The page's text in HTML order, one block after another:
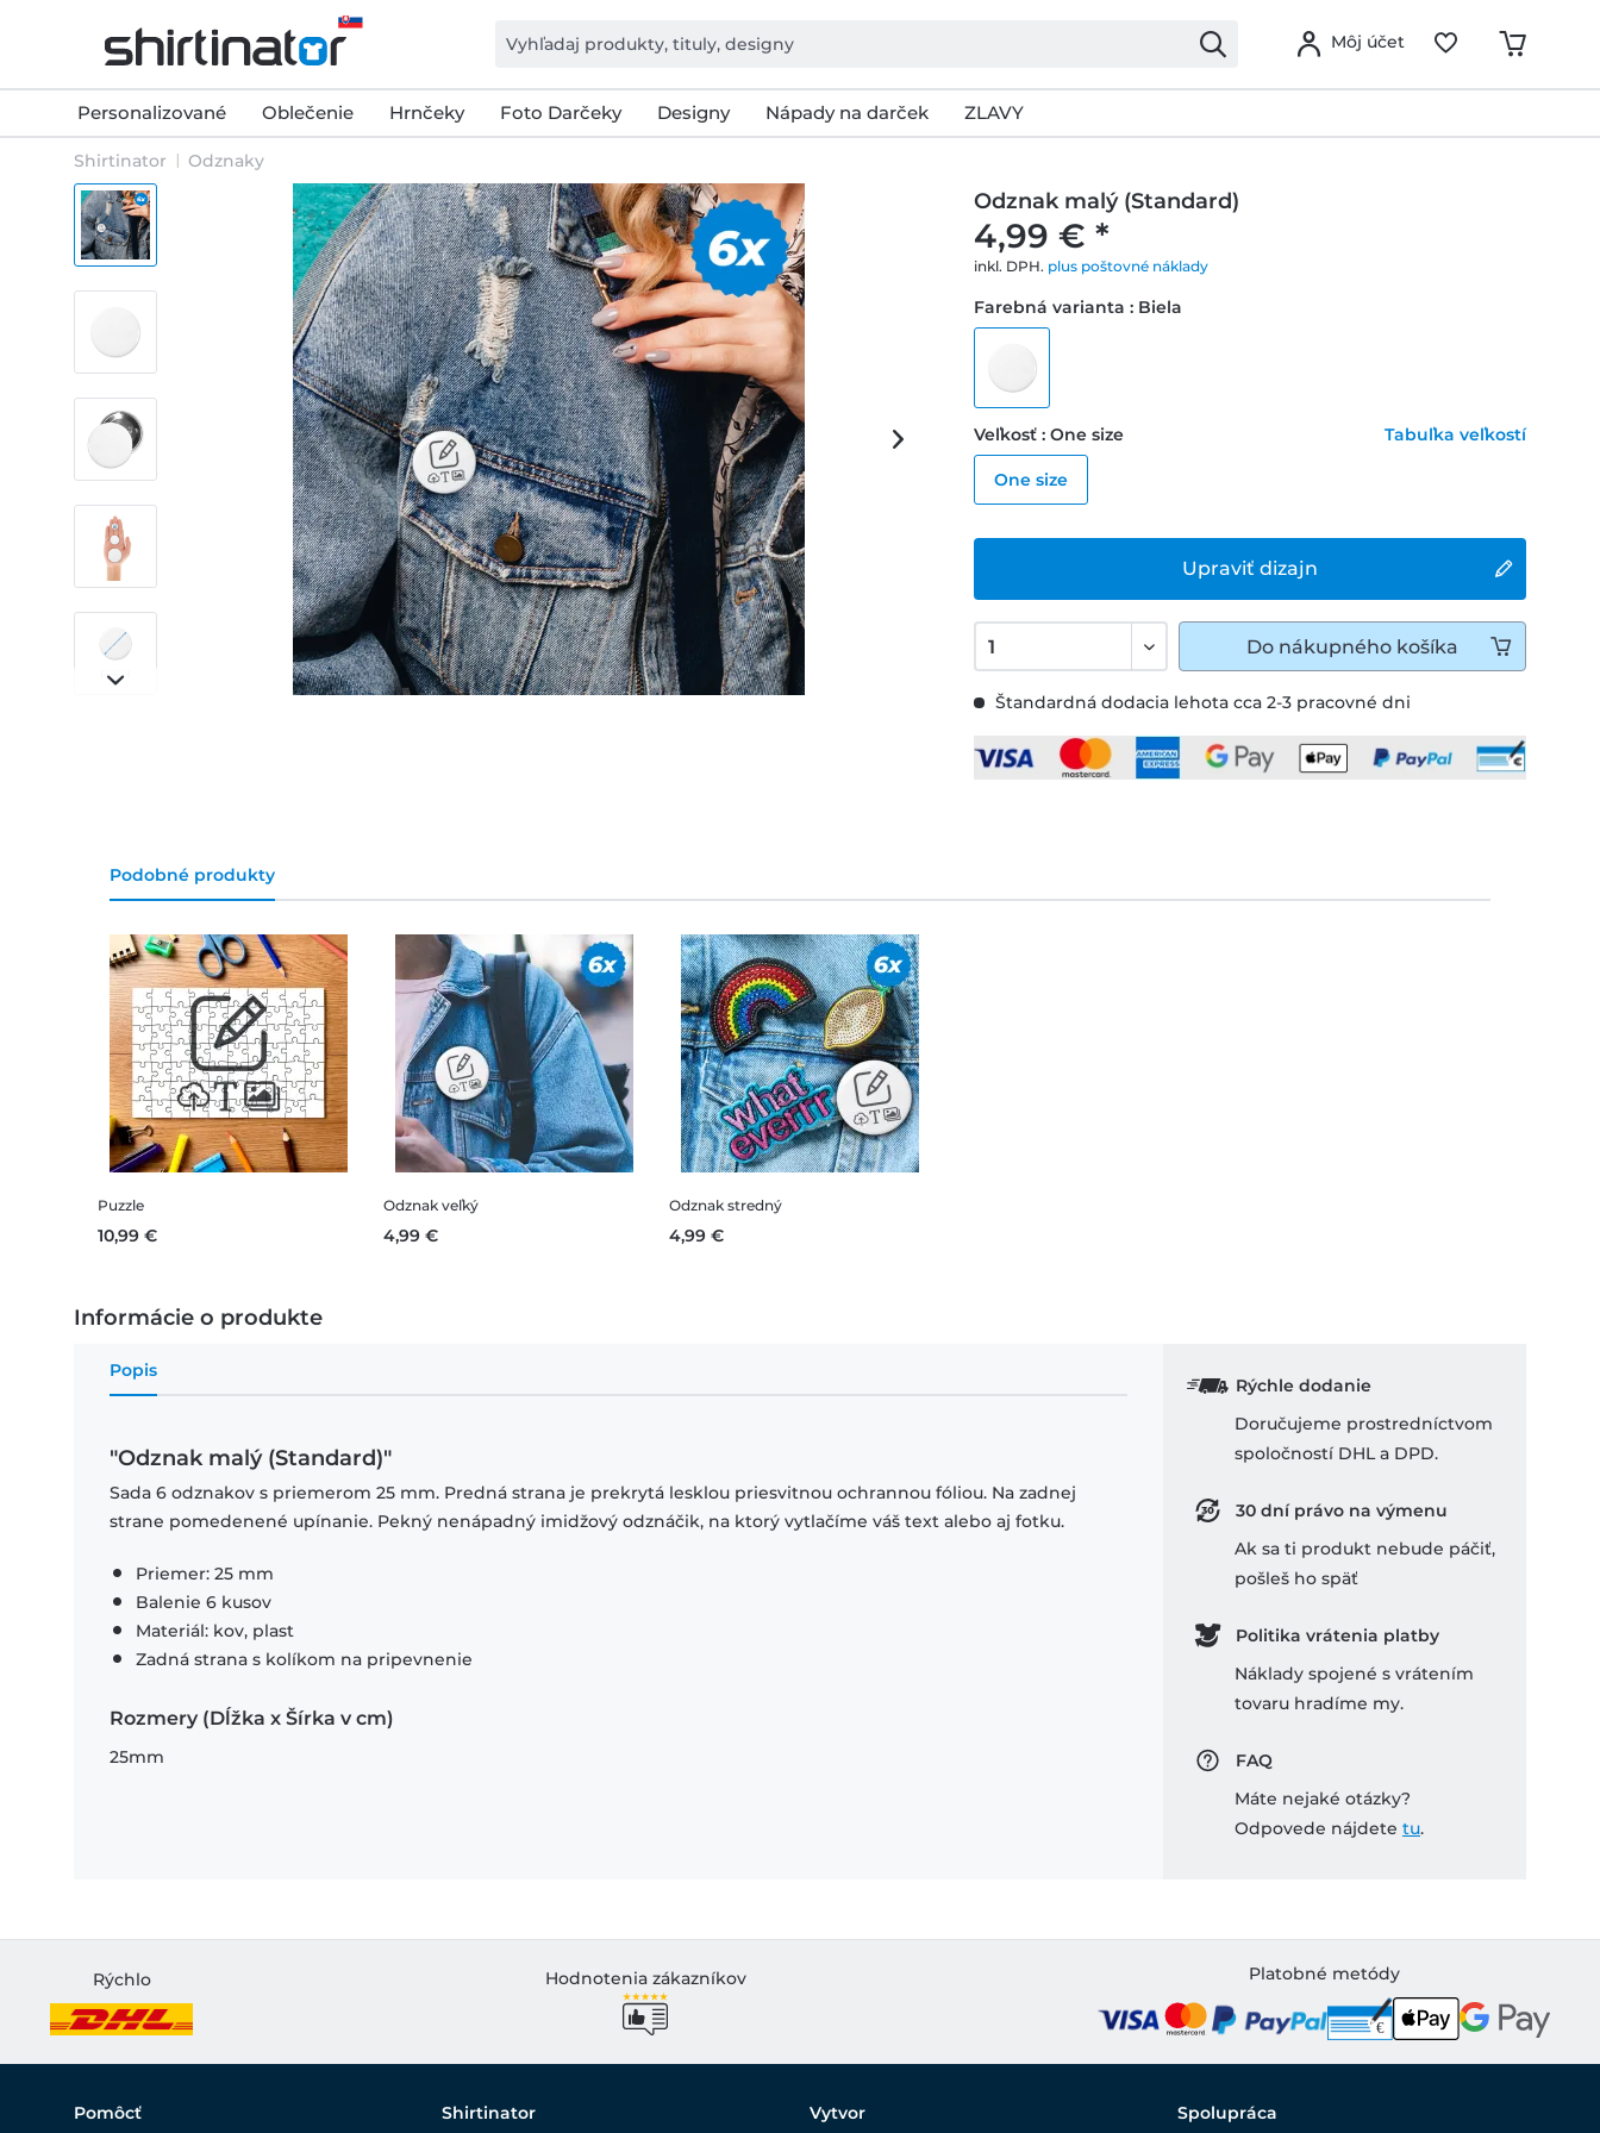
Môj účet
Personalizované Oblečenie Hrnčeky Foto Darčeky Designy Nápady na darček ZLAVY
Shirtinator Odznaky
Odznak malý (Standard)
4,99 € *
inkl. DPH. plus poštovné náklady
Štandardná dodacia lehota cca 2-3 pracovné dni
Upraviť dizajn
Farebná varianta : Biela
Veľkosť : One size Tabuľka veľkostí
One size
Do nákupného košíka
Podobné produkty
Puzzle
10,99 €
Odznak veľký
4,99 €
Odznak stredný
4,99 €
Informácie o produkte
Popis
"Odznak malý (Standard)"
Sada 6 odznakov s priemerom 25 mm. Predná strana je prekrytá lesklou priesvitnou ochrannou fóliou. Na zadnej
strane pomedenené upínanie. Pekný nenápadný imidžový odznáčik, na ktorý vytlačíme váš text alebo aj fotku.
Priemer: 25 mm
Balenie 6 kusov
Materiál: kov, plast
Zadná strana s kolíkom na pripevnenie
Rozmery (Dĺžka x Šírka v cm)
25mm
Rýchle dodanie
Doručujeme prostredníctvom
spoločností DHL a DPD.
30 dní právo na výmenu
Ak sa ti produkt nebude páčiť,
pošleš ho späť
Politika vrátenia platby
Náklady spojené s vrátením
tovaru hradíme my.
FAQ
Máte nejaké otázky?
Odpovede nájdete tu.
Rýchlo Hodnotenia zákazníkov Platobné metódy
Pomôcť Shirtinator Vytvor Spolupráca